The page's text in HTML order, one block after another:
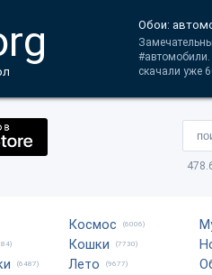
Обои:
скачали уже
(6487)
Космос (6006)
Кошки (7730)
Лето (9677)